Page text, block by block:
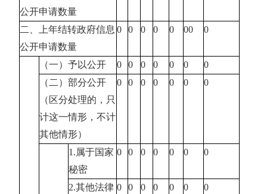
公开申请数量
二、上年结转政府信息
公开申请数量
0 0 0 0 0 00 0
（一）予以公开 0 0 0 0 0 0
0
（二）部分公开
（区分处理的，只
计这一情形，不计
其他情形）
0 0 0 0 0 0 0
1.属于国家
秘密
0 0 0 0 0 0 0
2.其他法律 0 0 0 0 0 0 0